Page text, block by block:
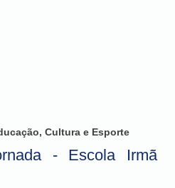
Cultura e Esporte
- Escola Irmã